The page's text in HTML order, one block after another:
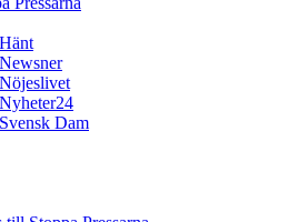
Dam